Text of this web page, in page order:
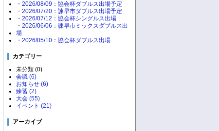
・2026/08/09：協会杯ダブルス出場予定
・2026/07/20：諫早市ダブルス出場予定
・2026/07/12：協会杯シングルス出場
・2026/06/06：諫早市ミックスダブルス出
場
・2026/05/10：協会杯ダブルス出場
カテゴリー
未分類 (0)
会議 (6)
お知らせ (6)
練習 (2)
大会 (55)
イベント (21)
アーカイブ